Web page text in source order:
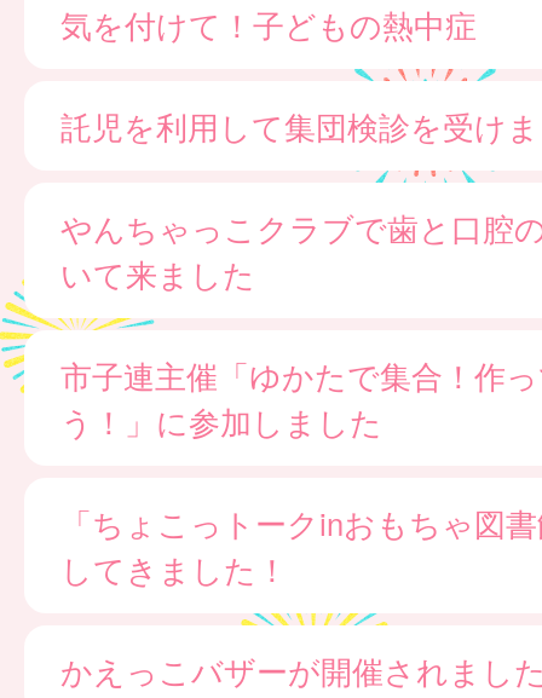
気を付けて！子どもの熱中症
託児を利用して集団検診を受け
やんちゃっこクラブで歯と口腔
いて来ました
市子連主催「ゆかたで集合！作
う！」に参加しました
「ちょこっトークinおもちゃ図
してきました！
かえっこバザーが開催されまし